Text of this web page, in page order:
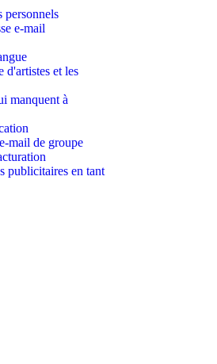
personnels
e-mail
d'artistes et les
manquent à
mail de groupe
publicitaires en tant